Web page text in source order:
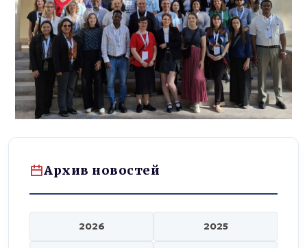
Архив новостей
2026 2025